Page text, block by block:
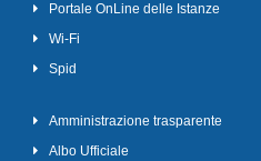
Portale OnLine delle Istanze
Wi-Fi
Spid
Amministrazione trasparente
Albo Ufficiale